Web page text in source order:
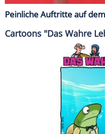
Peinliche Auftritte auf
Cartoons "Das Wahre